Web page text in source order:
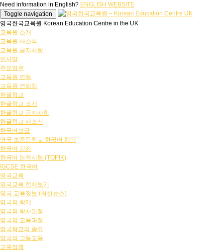
Need information in English? ENGLISH WEBSITE
Toggle navigation
영국한국교육원 Korean Education Centre in the UK
교육원 소개
교육원 새소식
교육원 공지사항
인사말
주요업무
교육원 연혁
교육원 연락처
한글학교
한글학교 소개
한글학교 공지사항
한글학교 새소식
한국어보급
영국 초중등학교 한국어 채택
한국어 강좌
한국어 능력시험 (TOPIK)
IGCSE 한국어
영국교육
영국교육 전체보기
영국 교육정보 (최신뉴스)
영국의 학제
영국의 학사일정
영국의 교육과정
영국학교의 종류
영국의 고등교육
교원정책